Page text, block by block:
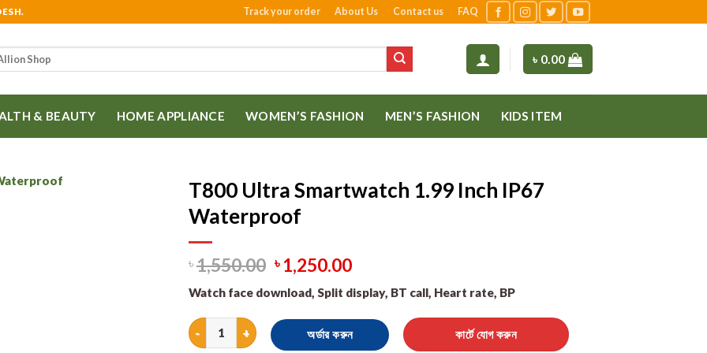
Track your order About Us Contact us FAQ
৳ 0.00
& BEAUTY HOME APPLIANCE WOMEN’S FASHION MEN’S FASHION KIDS ITEM
T800 Ultra Smartwatch 1.99 Inch IP67
Waterproof
৳1,550.00 ৳ 1,250.00
Watch face download, Split display, BT call, Heart rate, BP
T800 Ultra Smartwatch 1.99 Inch IP67 Waterproof quantity
অর্ডার করুন কার্টে যোগ করুন